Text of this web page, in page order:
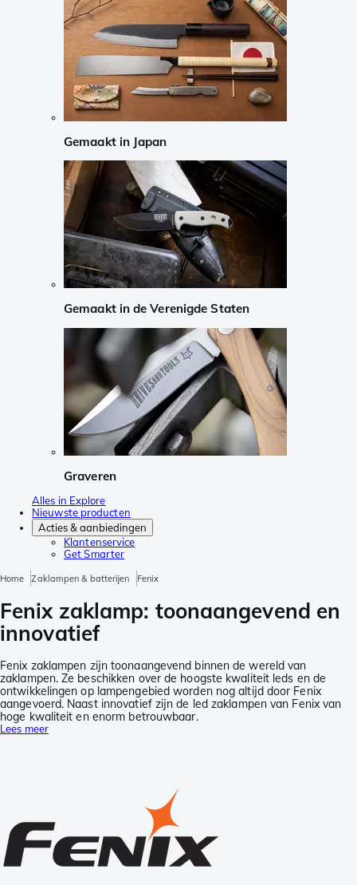
Gemaakt in Japan
Gemaakt in de Verenigde Staten
Graveren
Alles in Explore
Nieuwste producten
Acties & aanbiedingen
Klantenservice
Get Smarter
Home Zaklampen & batterijen Fenix
Fenix zaklamp: toonaangevend en
innovatief
Fenix zaklampen zijn toonaangevend binnen de wereld van
zaklampen. Ze beschikken over de hoogste kwaliteit leds en de
ontwikkelingen op lampengebied worden nog altijd door Fenix
aangevoerd. Naast innovatief zijn de led zaklampen van Fenix van
hoge kwaliteit en enorm betrouwbaar.
Lees meer